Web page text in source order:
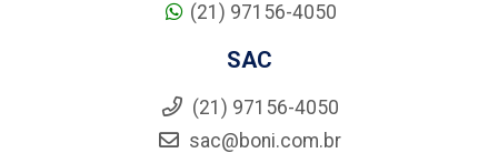
(21) 97156-4050
SAC
(21) 97156-4050
sac@boni.com.br